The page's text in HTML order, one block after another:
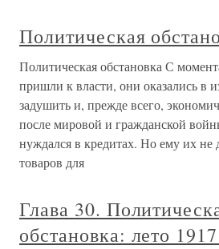
Политическая
Политическая обстановка С
пришли к власти, они оказались в
задушить и, прежде всего,
после мировой и гражданской
нуждался в кредитах. Но ему их не
товаров для
Глава 30.
обстановка: лето